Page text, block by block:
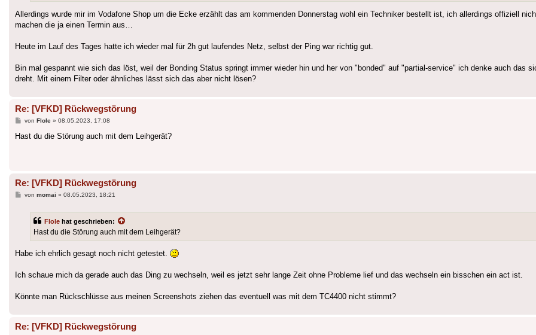
Allerdings wurde mir im Vodafone Shop um die Ecke erzählt das am kommenden Donnerstag wohl ein Techniker bestellt ist, ich allerdings offiziell
machen die ja einen Termin aus…
Heute im Lauf des Tages hatte ich wieder mal für 2h gut laufendes Netz, selbst der Ping war richtig gut.
Bin mal gespannt wie sich das löst, weil der Bonding Status springt immer wieder hin und her von "bonded" auf "partial-service" ich denke auch das
dreht. Mit einem Filter oder ähnliches lässt sich das aber nicht lösen?
Re: [VFKD] Rückwegstörung
Beitrag
von Flole» 08.05.2023, 17:08
Hast du die Störung auch mit dem Leihgerät?
Re: [VFKD] Rückwegstörung
Beitrag
von momai » 08.05.2023, 18:21
Flole hat geschrieben:
Hast du die Störung auch mit dem Leihgerät?
Habe ich ehrlich gesagt noch nicht getestet.
Ich schaue mich da gerade auch das Ding zu wechseln, weil es jetzt sehr lange Zeit ohne Probleme lief und das wechseln ein bisschen ein act ist.
Könnte man Rückschlüsse aus meinen Screenshots ziehen das eventuell was mit dem TC4400 nicht stimmt?
Re: [VFKD] Rückwegstörung